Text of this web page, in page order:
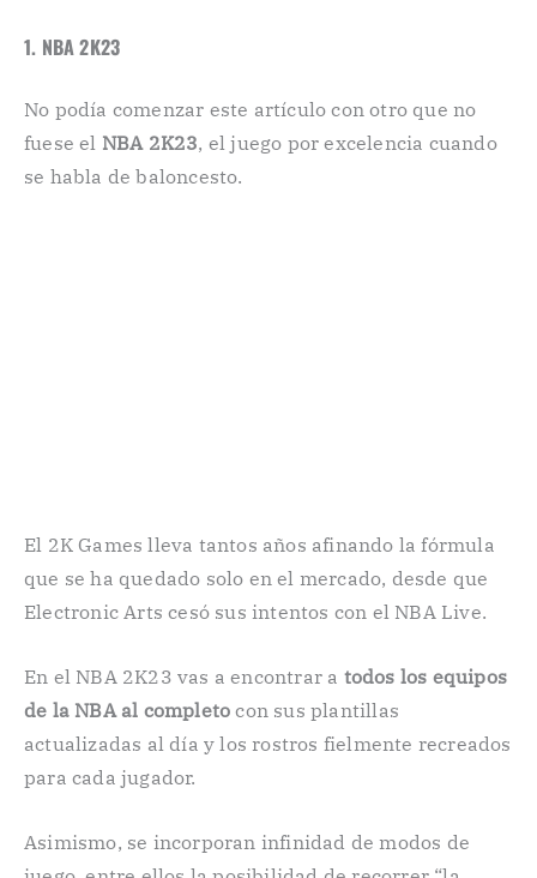
1. NBA 2K23
No podía comenzar este artículo con otro que no
fuese el NBA 2K23, el juego por excelencia cuando
se habla de baloncesto.
El 2K Games lleva tantos años afinando la fórmula
que se ha quedado solo en el mercado, desde que
Electronic Arts cesó sus intentos con el NBA Live.
En el NBA 2K23 vas a encontrar a todos los equipos
de la NBA al completo con sus plantillas
actualizadas al día y los rostros fielmente recreados
para cada jugador.
Asimismo, se incorporan infinidad de modos de